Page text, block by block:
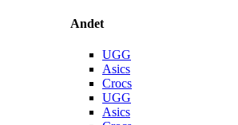
Andet
UGG
Asics
Crocs
UGG
Asics